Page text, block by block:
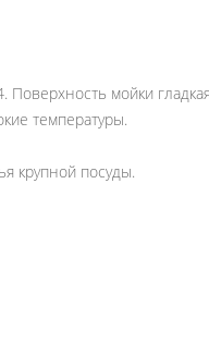
Поверхность мойки
температуры.
крупной посуды.